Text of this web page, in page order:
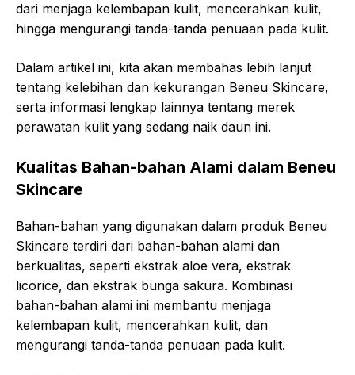
dari menjaga kelembapan kulit, mencerahkan kulit,
hingga mengurangi tanda-tanda penuaan pada kulit.
Dalam artikel ini, kita akan membahas lebih lanjut
tentang kelebihan dan kekurangan Beneu Skincare,
serta informasi lengkap lainnya tentang merek
perawatan kulit yang sedang naik daun ini.
Kualitas Bahan-bahan Alami dalam Beneu
Skincare
Bahan-bahan yang digunakan dalam produk Beneu
Skincare terdiri dari bahan-bahan alami dan
berkualitas, seperti ekstrak aloe vera, ekstrak
licorice, dan ekstrak bunga sakura. Kombinasi
bahan-bahan alami ini membantu menjaga
kelembapan kulit, mencerahkan kulit, dan
mengurangi tanda-tanda penuaan pada kulit.